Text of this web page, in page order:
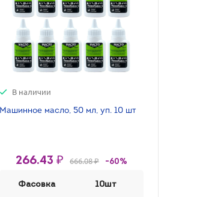
В наличии
Машинное масло, 50 мл, уп. 10 шт
266.43 ₽ 666.08 ₽ -60%
Фасовка 10шт